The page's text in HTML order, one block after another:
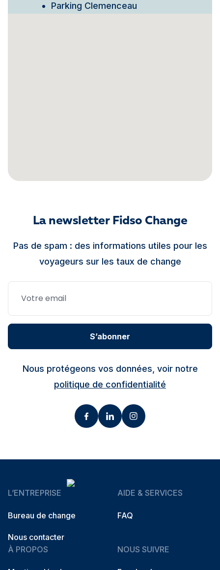
Parking Clemenceau
La newsletter Fidso Change
Pas de spam : des informations utiles pour les
voyageurs sur les taux de change
S’abonner
Nous protégeons vos données, voir notre
politique de confidentialité
L’ENTREPRISE
Bureau de change
Nous contacter
AIDE & SERVICES
FAQ
À PROPOS NOUS SUIVRE